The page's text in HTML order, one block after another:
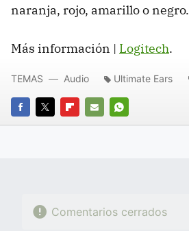
naranja, rojo, amarillo o negro.
Más información | Logitech.
FACEBOOK
TWITTERFLIPBOARD
E-
WHATSAPP
TEMAS Audio Ultimate Ears
Comentarios cerrados